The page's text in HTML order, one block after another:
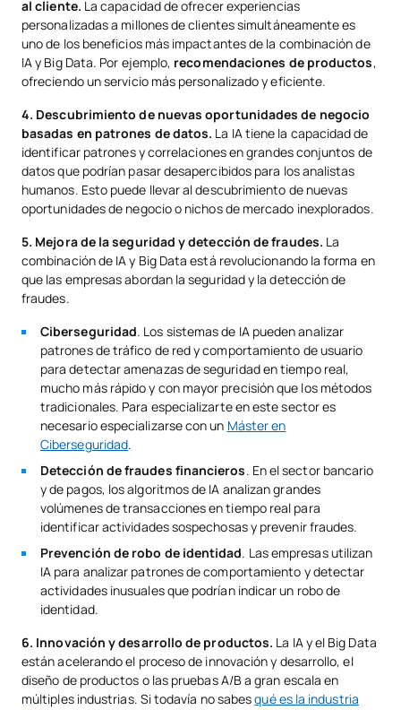
al cliente. La capacidad de ofrecer experiencias
personalizadas a millones de clientes simultáneamente es
uno de los beneficios más impactantes de la combinación de
IA y Big Data. Por ejemplo, recomendaciones de productos,
ofreciendo un servicio más personalizado y eficiente.
4. Descubrimiento de nuevas oportunidades de negocio
basadas en patrones de datos. La IA tiene la capacidad de
identificar patrones y correlaciones en grandes conjuntos de
datos que podrían pasar desapercibidos para los analistas
humanos. Esto puede llevar al descubrimiento de nuevas
oportunidades de negocio o nichos de mercado inexplorados.
5. Mejora de la seguridad y detección de fraudes. La
combinación de IA y Big Data está revolucionando la forma en
que las empresas abordan la seguridad y la detección de
fraudes.
Ciberseguridad. Los sistemas de IA pueden analizar
patrones de tráfico de red y comportamiento de usuario
para detectar amenazas de seguridad en tiempo real,
mucho más rápido y con mayor precisión que los métodos
tradicionales. Para especializarte en este sector es
necesario especializarse con un Máster en
Ciberseguridad.
Detección de fraudes financieros. En el sector bancario
y de pagos, los algoritmos de IA analizan grandes
volúmenes de transacciones en tiempo real para
identificar actividades sospechosas y prevenir fraudes.
Prevención de robo de identidad. Las empresas utilizan
IA para analizar patrones de comportamiento y detectar
actividades inusuales que podrían indicar un robo de
identidad.
6. Innovación y desarrollo de productos. La IA y el Big Data
están acelerando el proceso de innovación y desarrollo, el
diseño de productos o las pruebas A/B a gran escala en
múltiples industrias. Si todavía no sabesqué es la industria